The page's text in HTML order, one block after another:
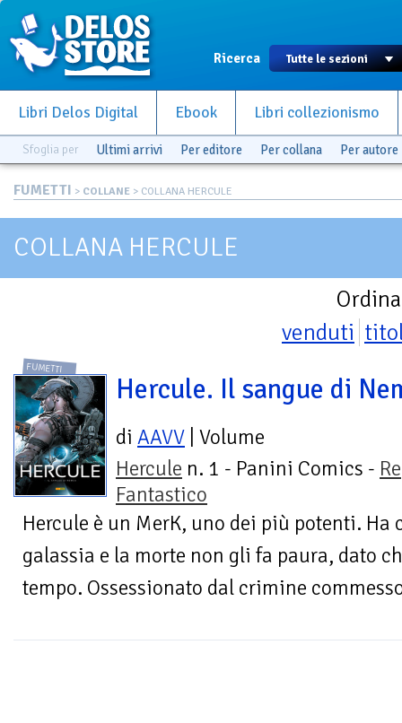
Ricerca
Libri Delos Digital Ebook Libri collezionismo
Sfoglia per Ultimi arrivi Per editore Per collana Per autore
FUMETTI > COLLANE > COLLANA HERCULE
COLLANA HERCULE
venduti
FUMETTI
Hercule. Il sangue di
di AAVV | Volume
Hercule n. 1 - Panini Comics -
Fantastico
Hercule è un MerK, uno dei più potenti.
galassia e la morte non gli fa paura, dato
tempo. Ossessionato dal crimine